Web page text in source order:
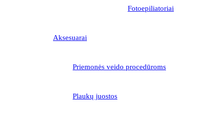
Fotoepiliatoriai
Aksesuarai
Priemonės veido procedūroms
Plaukų juostos